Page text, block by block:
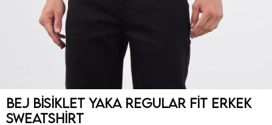
Bej Bisiklet Yaka Regular Fit Erkek
Sweatshirt